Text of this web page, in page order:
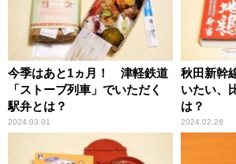
今季はあと1ヵ月！ 津軽鉄道
「ストーブ列車」でいただく
駅弁とは？
2024.03.01
秋田新幹
いたい、
は？
2024.02.28